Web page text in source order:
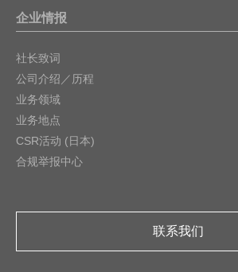
企业情报
社长致词
公司介绍／历程
业务领域
业务地点
CSR活动 (日本)
合规举报中心
联系我们